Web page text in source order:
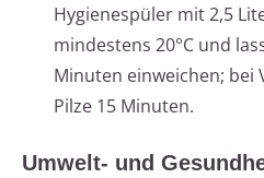
Hygienespüler mit 2,5
mindestens 20°C und
Minuten einweichen; bei
Pilze 15 Minuten.
Umwelt- und